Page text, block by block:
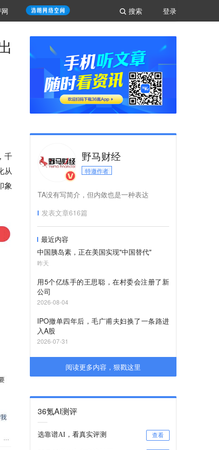
登录
搜索
千
从
象
野马财经
特邀作者
TA没有写简介，但内敛也是一种表达
发表文章616篇
最近内容
中国胰岛素，正在美国实现"中国替代"
昨天
用5个亿练手的王思聪，在村委会注册了新
公司
2026-08-04
IPO撤单四年后，毛广甫夫妇换了一条路进
入A股
2026-07-31
阅读更多内容，狠戳这里
36氪AI测评
选靠谱AI，看真实评测 查看